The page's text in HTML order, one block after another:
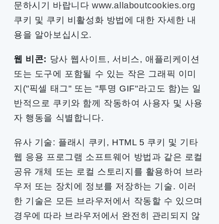
문하시기 바랍니다 www.allaboutcookies.org
쿠키 및 쿠키 비활성화 방법에 대한 자세한 내
용을 알아보십시오.
웹 비콘: 당사 웹사이트, 서비스, 애플리케이션
또는 도구에 포함될 수 있는 작은 그래픽 이미
지("픽셀 태그" 또는 "투명 GIF"라고도 함)는 일
반적으로 쿠키와 함께 작동하여 사용자 및 사용
자 행동을 식별합니다.
유사 기술: 플래시 쿠키, HTML 5 쿠키 및 기타
웹 응용 프로그램 소프트웨어 방법과 같은 로컬
공유 개체 또는 로컬 스토리지를 활용하여 브라
우저 또는 장치에 정보를 저장하는 기술. 이러
한 기술은 모든 브라우저에서 작동할 수 있으며
경우에 따라 브라우저에서 완전히 관리되지 않